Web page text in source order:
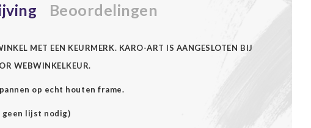
Beoordelingen
MET EEN KEURMERK. KARO-ART IS AANGESLOTEN BIJ
WEBWINKELKEUR.
op echt houten frame.
geen lijst nodig)